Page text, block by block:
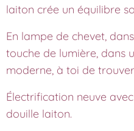
laiton crée un équilibre
En lampe de chevet,
touche de lumière, dans
moderne, à toi de
Électrification neuve
douille laiton.